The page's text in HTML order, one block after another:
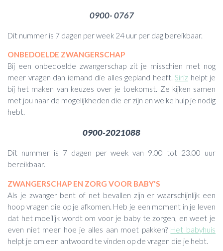
0900- 0767
Dit nummer is 7 dagen per week 24 uur per dag bereikbaar.
ONBEDOELDE ZWANGERSCHAP
Bij een onbedoelde zwangerschap zit je misschien met nog
meer vragen dan iemand die alles gepland heeft. Siriz helpt je
bij het maken van keuzes over je toekomst. Ze kijken samen
met jou naar de mogelijkheden die er zijn en welke hulp je nodig
hebt.
0900-2021088
Dit nummer is 7 dagen per week van 9.00 tot 23.00 uur
bereikbaar.
ZWANGERSCHAP EN ZORG VOOR BABY'S
Als je zwanger bent of net bevallen zijn er waarschijnlijk een
hoop vragen die op je afkomen. Heb je een moment in je leven
dat het moeilijk wordt om voor je baby te zorgen, en weet je
even niet meer hoe je alles aan moet pakken? Het babyhuis
helpt je om een antwoord te vinden op de vragen die je hebt.